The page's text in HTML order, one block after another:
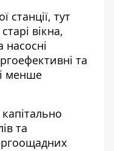
станції, тут
вікна,
та
менше
та